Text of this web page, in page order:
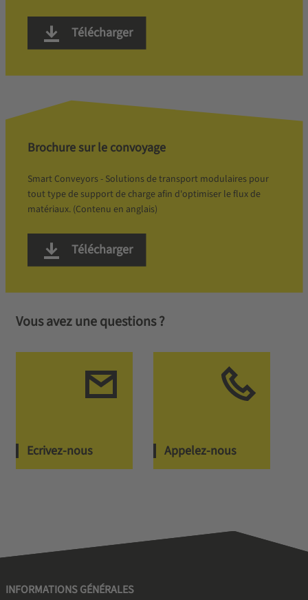
Télécharger
Brochure sur le convoyage
Smart Conveyors - Solutions de transport modulaires pour
tout type de support de charge afin d'optimiser le flux de
matériaux. (Contenu en anglais)
Télécharger
Vous avez une questions ?
Ecrivez-nous Appelez-nous
INFORMATIONS GÉNÉRALES